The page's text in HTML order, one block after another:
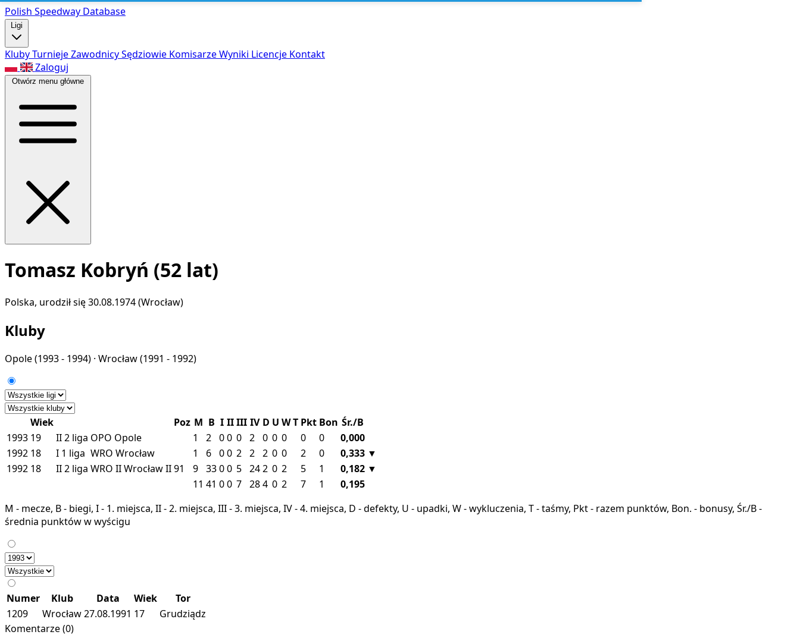
Polish Speedway Database
Ligi
KlubyTurniejeZawodnicySędziowie KomisarzeWyniki Licencje Kontakt
Zaloguj
Otwórz menu główne
Tomasz Kobryń (52 lat)
Polska, urodził się 30.08.1974 (Wrocław)
Kluby
Opole(1993 - 1994) · Wrocław(1991 - 1992)
Wiek Poz M B I IIIII IV D U WT Pkt Bon Śr./B
1993 19 II2 liga OPO Opole 1 2 00 0 2 0 0 0 0 0
0,000
1992 18 I 1 liga WRO Wrocław 1 6 00 2 2 2 0 0 2 0 0,333 ▼
1992 18 II2 liga WRO IIWrocław II91 9 3300 5 242 0 2 5 1 0,182 ▼
11 41 00 7 284 0 2 7 1
0,195
M - mecze, B - biegi, I - 1. miejsca, II - 2. miejsca, III - 3. miejsca, IV - 4. miejsca, D - defekty, U - upadki, W - wykluczenia, T - taśmy, Pkt - razem punktów, Bon. - bonusy, Śr./B -
średnia punktów w wyścigu
Numer Klub Data Wiek
Tor
1209
Wrocław27.08.1991 17
Grudziądz
Komentarze (0)